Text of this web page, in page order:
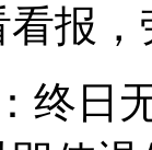
报
日无